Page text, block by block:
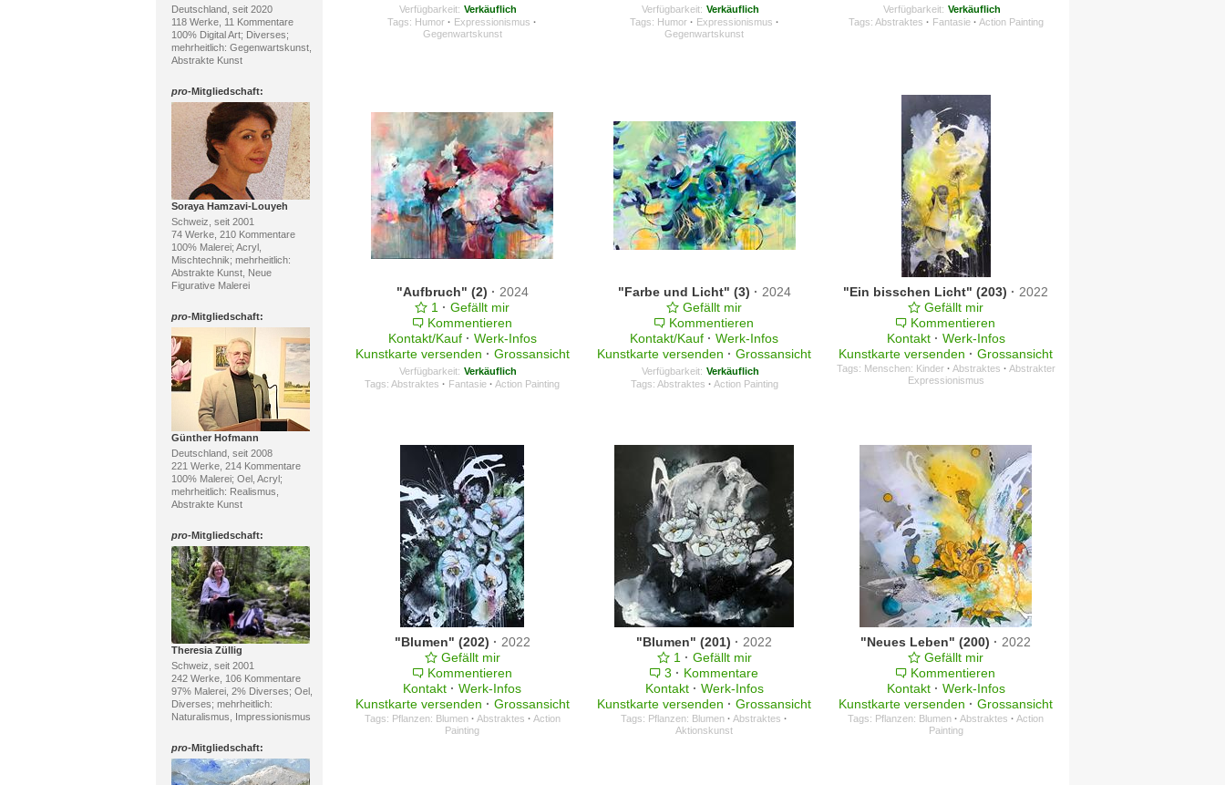
Deutschland, seit 2020
118 Werke, 11 Kommentare
100% Digital Art; Diverses;
mehrheitlich: Gegenwartskunst,
Abstrakte Kunst
pro-Mitgliedschaft:
Soraya Hamzavi-Louyeh
Schweiz, seit 2001
74 Werke, 210 Kommentare
100% Malerei; Acryl,
Mischtechnik; mehrheitlich:
Abstrakte Kunst, Neue
Figurative Malerei
pro-Mitgliedschaft:
Günther Hofmann
Deutschland, seit 2008
221 Werke, 214 Kommentare
100% Malerei; Oel, Acryl;
mehrheitlich: Realismus,
Abstrakte Kunst
pro-Mitgliedschaft:
Theresia Züllig
Schweiz, seit 2001
242 Werke, 106 Kommentare
97% Malerei, 2% Diverses; Oel,
Diverses; mehrheitlich:
Naturalismus, Impressionismus
pro-Mitgliedschaft:
Verfügbarkeit: Verkäuflich
Tags: Humor · Expressionismus ·
Gegenwartskunst
Verfügbarkeit: Verkäuflich
Tags: Humor · Expressionismus ·
Gegenwartskunst
Verfügbarkeit: Verkäuflich
Tags: Abstraktes · Fantasie · Action Painting
"Aufbruch" (2) · 2024
1 · Gefällt mir
Kommentieren
Kontakt/Kauf · Werk-Infos
Kunstkarte versenden · Grossansicht
Verfügbarkeit: Verkäuflich
Tags:Abstraktes · Fantasie · Action Painting
"Farbe und Licht" (3) · 2024
Gefällt mir
Kommentieren
Kontakt/Kauf · Werk-Infos
Kunstkarte versenden · Grossansicht
Verfügbarkeit: Verkäuflich
Tags: Abstraktes · Action Painting
"Ein bisschen Licht" (203) · 2022
Gefällt mir
Kommentieren
Kontakt · Werk-Infos
Kunstkarte versenden · Grossansicht
Tags: Menschen: Kinder · Abstraktes · Abstrakter
Expressionismus
"Blumen" (202) · 2022
Gefällt mir
Kommentieren
Kontakt · Werk-Infos
Kunstkarte versenden · Grossansicht
Tags: Pflanzen: Blumen · Abstraktes · Action
Painting
"Blumen" (201) · 2022
1 · Gefällt mir
3 · Kommentare
Kontakt · Werk-Infos
Kunstkarte versenden · Grossansicht
Tags: Pflanzen: Blumen · Abstraktes ·
Aktionskunst
"Neues Leben" (200) · 2022
Gefällt mir
Kommentieren
Kontakt · Werk-Infos
Kunstkarte versenden · Grossansicht
Tags: Pflanzen: Blumen · Abstraktes · Action
Painting